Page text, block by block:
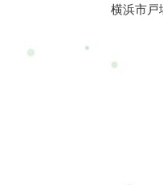
肉をゆるめカラダをケアし
こなっていきます。無理の
は？できるだけ楽な格好で
ジ、薄手の服装がいいでし
横浜市戸